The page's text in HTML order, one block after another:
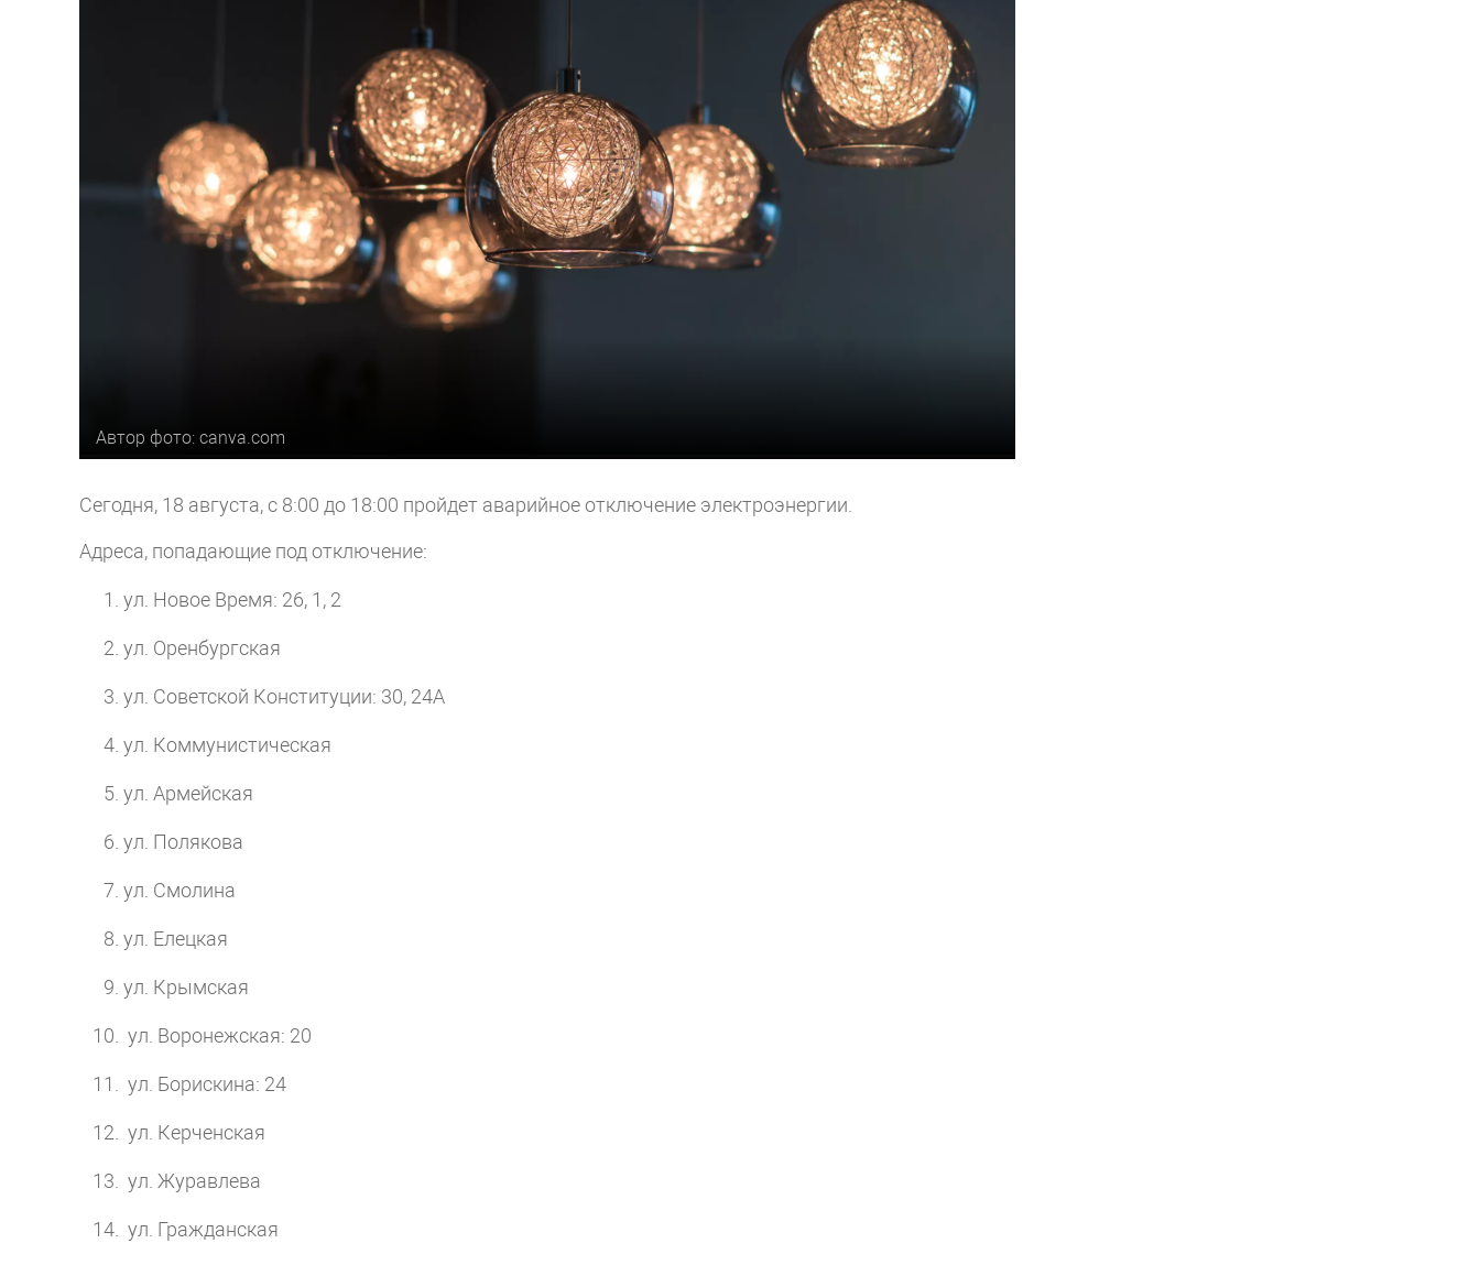
Автор фото: canva.com
Сегодня, 18 августа, с 8:00 до 18:00 пройдет аварийное отключение электроэнергии.
Адреса, попадающие под отключение:
ул. Новое Время: 26, 1, 2
ул. Оренбургская
ул. Советской Конституции: 30, 24А
ул. Коммунистическая
ул. Армейская
ул. Полякова
ул. Смолина
ул. Елецкая
ул. Крымская
ул. Воронежская: 20
ул. Борискина: 24
ул. Керченская
ул. Журавлева
ул. Гражданская